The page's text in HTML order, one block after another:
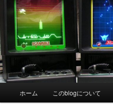
ホーム このblogについて